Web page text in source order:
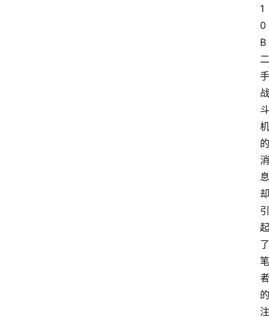
1
0
B
二
手
战
斗
机
的
消
息
却
引
起
了
笔
者
的
注